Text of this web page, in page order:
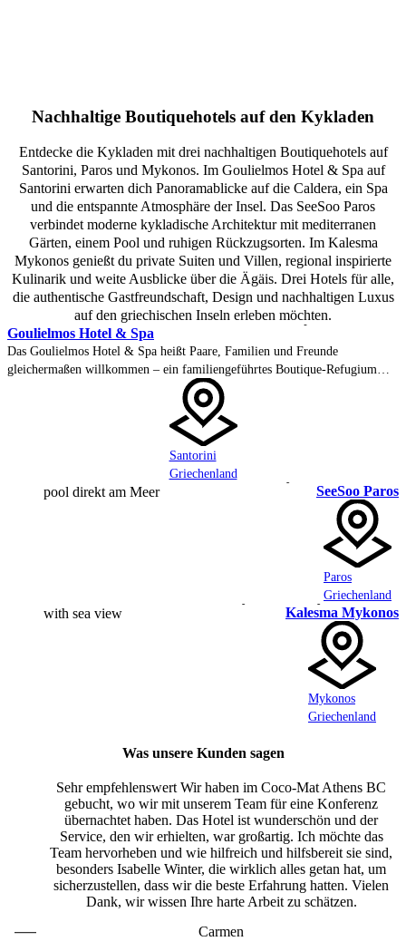
Nachhaltige Boutiquehotels auf den Kykladen
Entdecke die Kykladen mit drei nachhaltigen Boutiquehotels auf
Santorini, Paros und Mykonos. Im Goulielmos Hotel & Spa auf
Santorini erwarten dich Panoramablicke auf die Caldera, ein Spa
und die entspannte Atmosphäre der Insel. Das SeeSoo Paros
verbindet moderne kykladische Architektur mit mediterranen
Gärten, einem Pool und ruhigen Rückzugsorten. Im Kalesma
Mykonos genießt du private Suiten und Villen, regional inspirierte
Kulinarik und weite Ausblicke über die Ägäis. Drei Hotels für alle,
die authentische Gastfreundschaft, Design und nachhaltigen Luxus
auf den griechischen Inseln erleben möchten.
Goulielmos Hotel & Spa
Das Goulielmos Hotel & Spa heißt Paare, Familien und Freunde
gleichermaßen willkommen – ein familiengeführtes Boutique-Refugium
hoch oben am Caldera-Rand von Santorini, über dem traditionellen Akrotiri
gelegen. 27 kykladische Zimmer, einige mit privatem Plunge Pool, blicken
über den aktiven Vulkan und die Ägäis – weit weg vom Trubel der Insel.
Santorini
Griechenland
SeeSoo Paros
Paros
Griechenland
Kalesma Mykonos
Mykonos
Griechenland
Was unsere Kunden sagen
Sehr empfehlenswert Wir haben im Coco-Mat Athens BC
gebucht, wo wir mit unserem Team für eine Konferenz
übernachtet haben. Das Hotel ist wunderschön und der
Service, den wir erhielten, war großartig. Ich möchte das
Team hervorheben und wie hilfreich und hilfsbereit sie sind,
besonders Isabelle Winter, die wirklich alles getan hat, um
sicherzustellen, dass wir die beste Erfahrung hatten. Vielen
Dank, wir wissen Ihre harte Arbeit zu schätzen.
Carmen